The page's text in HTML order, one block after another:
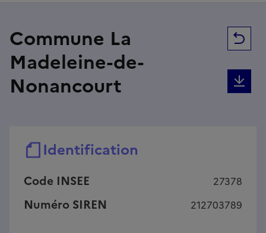
Commune La
Madeleine-de-
Nonancourt
Identification
Code INSEE 27378
Numéro SIREN 212703789